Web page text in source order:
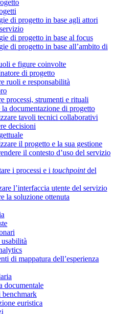
di progetto in base agli attori
di progetto in base al focus
di progetto in base all’ambito di
e figure coinvolte
di progetto
ruoli e responsabilità
processi, strumenti e rituali
documentazione di progetto
tavoli tecnici collaborativi
decisioni
il progetto e la sua gestione
il contesto d’uso del servizio
i processi e i touchpointdel
l’interfaccia utente del servizio
la soluzione ottenuta
di mappatura dell’esperienza
documentale
euristica